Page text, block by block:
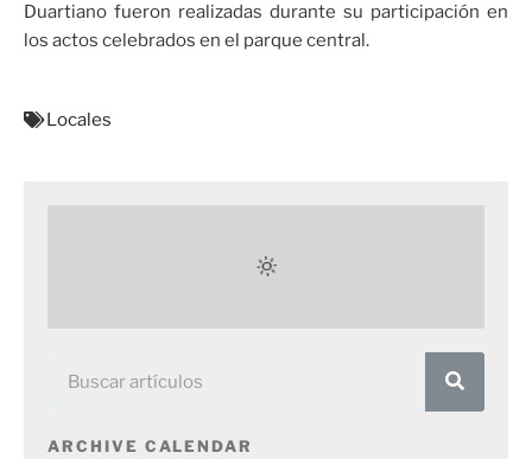
Duartiano fueron realizadas durante su participación en
los actos celebrados en el parque central.
Locales
ARCHIVE CALENDAR